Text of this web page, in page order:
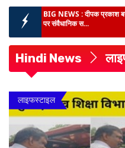
BIG NEWS :दीपक प्रकाश
पर संवैधानिक स...
स्पीडी ट्रा...
लातेहार के अति सुदूरवर्ती गांव
BIHAR NEWS :बिहार की
मजबूती, राज्य मं...
BIHAR NEWS :सरकारी
समय तक काम करने...
Hindi News
लाइफस्टाइल